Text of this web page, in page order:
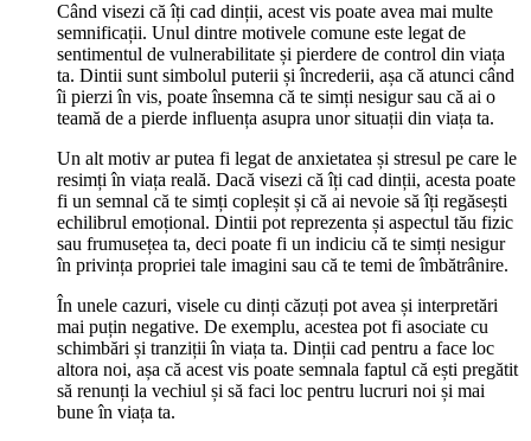
Când visezi că îți cad dinții, acest vis poate avea mai multe
semnificații. Unul dintre motivele comune este legat de
sentimentul de vulnerabilitate și pierdere de control din viața
ta. Dintii sunt simbolul puterii și încrederii, așa că atunci când
îi pierzi în vis, poate însemna că te simți nesigur sau că ai o
teamă de a pierde influența asupra unor situații din viața ta.
Un alt motiv ar putea fi legat de anxietatea și stresul pe care le
resimți în viața reală. Dacă visezi că îți cad dinții, acesta poate
fi un semnal că te simți copleșit și că ai nevoie să îți regăsești
echilibrul emoțional. Dintii pot reprezenta și aspectul tău fizic
sau frumusețea ta, deci poate fi un indiciu că te simți nesigur
în privința propriei tale imagini sau că te temi de îmbătrânire.
În unele cazuri, visele cu dinți căzuți pot avea și interpretări
mai puțin negative. De exemplu, acestea pot fi asociate cu
schimbări și tranziții în viața ta. Dinții cad pentru a face loc
altora noi, așa că acest vis poate semnala faptul că ești pregătit
să renunți la vechiul și să faci loc pentru lucruri noi și mai
bune în viața ta.